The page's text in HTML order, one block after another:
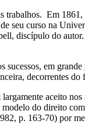
trabalhos. Em
seu curso na
discípulo do
em
decorrentes
aceito
modelo do direito
p. 163-70) por